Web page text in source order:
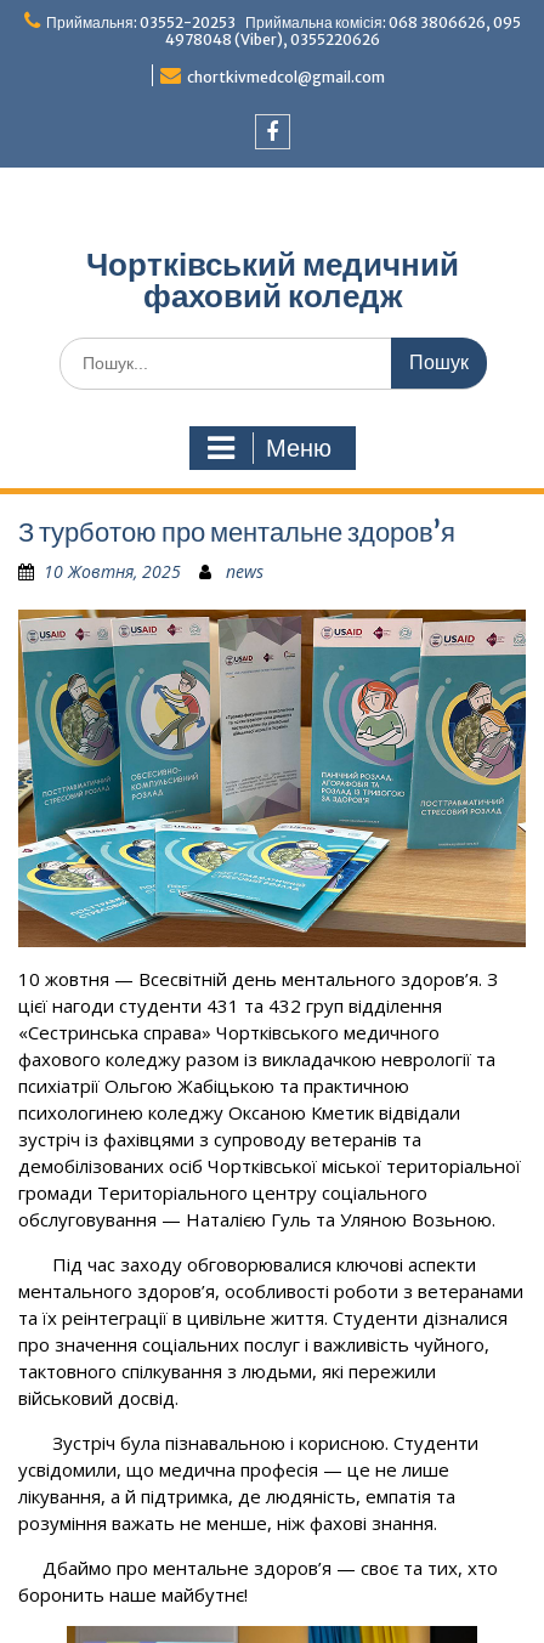
ПерейтиПриймальня: 03552-20253 Приймальна комісія: 068 3806626, 095
4978048 (Viber), 0355220626
chortkivmedcol@gmail.com
Чортківський медичний
фаховий коледж
Шукати:
Меню
З турботою про ментальне здоров’я
10 Жовтня, 2025 news
10 жовтня — Всесвітній день ментального здоров’я. З
цієї нагоди студенти 431 та 432 груп відділення
«Сестринська справа» Чортківського медичного
фахового коледжу разом із викладачкою неврології та
психіатрії Ольгою Жабіцькою та практичною
психологинею коледжу Оксаною Кметик відвідали
зустріч із фахівцями з супроводу ветеранів та
демобілізованих осіб Чортківської міської територіальної
громади Територіального центру соціального
обслуговування — Наталією Гуль та Уляною Возьною.
Під час заходу обговорювалися ключові аспекти
ментального здоров’я, особливості роботи з ветеранами
та їх реінтеграції в цивільне життя. Студенти дізналися
про значення соціальних послуг і важливість чуйного,
тактовного спілкування з людьми, які пережили
військовий досвід.
Зустріч була пізнавальною і корисною. Студенти
усвідомили, що медична професія — це не лише
лікування, а й підтримка, де людяність, емпатія та
розуміння важать не менше, ніж фахові знання.
Дбаймо про ментальне здоров’я — своє та тих, хто
боронить наше майбутнє!